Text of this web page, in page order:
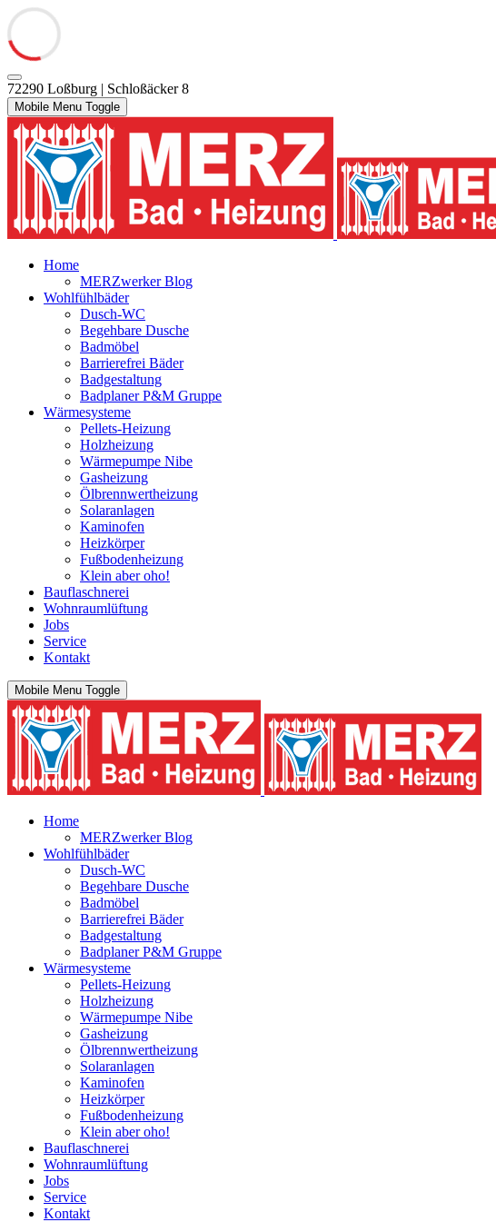
72290 Loßburg | Schloßäcker 8
Mobile Menu Toggle
Home
MERZwerker Blog
Wohlfühlbäder
Dusch-WC
Begehbare Dusche
Badmöbel
Barrierefrei Bäder
Badgestaltung
Badplaner P&M Gruppe
Wärmesysteme
Pellets-Heizung
Holzheizung
Wärmepumpe Nibe
Gasheizung
Ölbrennwertheizung
Solaranlagen
Kaminofen
Heizkörper
Fußbodenheizung
Klein aber oho!
Bauflaschnerei
Wohnraumlüftung
Jobs
Service
Kontakt
Mobile Menu Toggle
Home
MERZwerker Blog
Wohlfühlbäder
Dusch-WC
Begehbare Dusche
Badmöbel
Barrierefrei Bäder
Badgestaltung
Badplaner P&M Gruppe
Wärmesysteme
Pellets-Heizung
Holzheizung
Wärmepumpe Nibe
Gasheizung
Ölbrennwertheizung
Solaranlagen
Kaminofen
Heizkörper
Fußbodenheizung
Klein aber oho!
Bauflaschnerei
Wohnraumlüftung
Jobs
Service
Kontakt